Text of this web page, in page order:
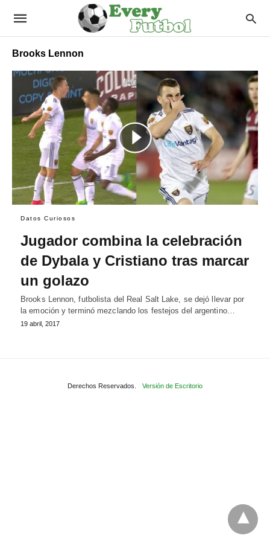
Brooks Lennon
Datos Curiosos
Jugador combina la celebración
de Dybala y Cristiano tras marcar
un golazo
Brooks Lennon, futbolista del Real Salt Lake, se dejó llevar por
la emoción y terminó mezclando los festejos del argentino…
19 abril, 2017
Derechos Reservados. Versión de Escritorio